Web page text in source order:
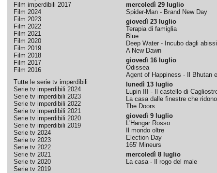
Film imperdibili 2017
Film 2024
Film 2023
Film 2022
Film 2021
Film 2020
Film 2019
Film 2018
Film 2017
Film 2016
Tutte le serie tv imperdibili
Serie tv imperdibili 2024
Serie tv imperdibili 2023
Serie tv imperdibili 2022
Serie tv imperdibili 2021
Serie tv imperdibili 2020
Serie tv imperdibili 2019
Serie tv 2024
Serie tv 2023
Serie tv 2022
Serie tv 2021
Serie tv 2020
Serie tv 2019
mercoledì 29 luglio
Spider-Man - Brand New Day
giovedì 23 luglio
Terapia di famiglia
Blue
Deep Water - Incubo dagli abissi
A New Dawn
giovedì 16 luglio
Odissea
Agent of Happiness - Il Bhutan
lunedì 13 luglio
Lupin III - Il castello di
La casa dalle finestre che ridono
The Doors
giovedì 9 luglio
L'Hangar Rosso
Il mondo oltre
Election Day
165' Mineurs
mercoledì 8 luglio
La casa - Il rogo del male